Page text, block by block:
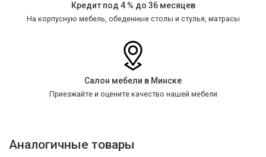
Кредит под 4 % до 36 месяцев
На корпусную мебель, обеденные столы и стулья, матрасы
Салон мебели в Минске
Приезжайте и оцените качество нашей мебели
Аналогичные товары